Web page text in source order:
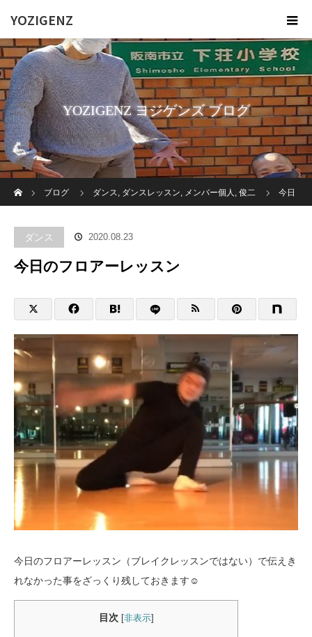
YOZIGENZ
YOZIGENZ ヨジゲンズ ブログ
ブログ
ダンス, ダンスレッスン, メンバー個人 , 俊二 今日
ダンス 2020.08.23
今日のフロアーレッスン
今日のフロアーレッスン（ブレイクレッスンではない）で伝えき
れなかった事をざっくり残しておきます☺️
目次 非表示]